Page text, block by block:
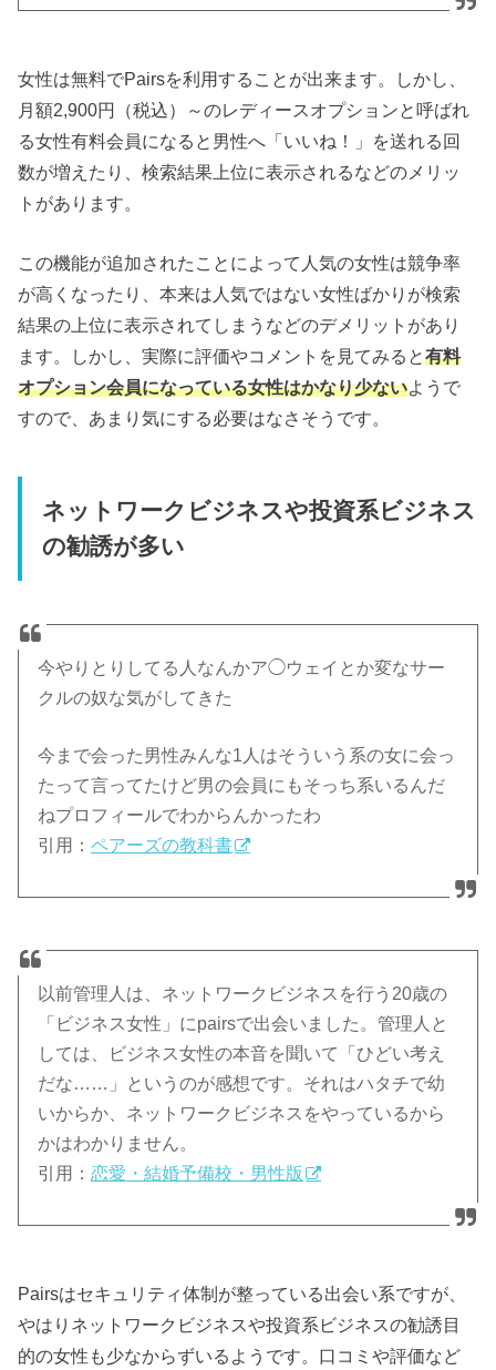
女性は無料でPairsを利用することが出来ます。しかし、
月額2,900円（税込）～のレディースオプションと呼ばれ
る女性有料会員になると男性へ「いいね！」を送れる回
数が増えたり、検索結果上位に表示されるなどのメリッ
トがあります。
この機能が追加されたことによって人気の女性は競争率
が高くなったり、本来は人気ではない女性ばかりが検索
結果の上位に表示されてしまうなどのデメリットがあり
ます。しかし、実際に評価やコメントを見てみると有料
オプション会員になっている女性はかなり少ないようで
すので、あまり気にする必要はなさそうです。
ネットワークビジネスや投資系ビジネス
の勧誘が多い
今やりとりしてる人なんかア◯ウェイとか変なサー
クルの奴な気がしてきた
今まで会った男性みんな1人はそういう系の女に会っ
たって言ってたけど男の会員にもそっち系いるんだ
ねプロフィールでわからんかったわ
引用：ペアーズの教科書
以前管理人は、ネットワークビジネスを行う20歳の
「ビジネス女性」にpairsで出会いました。管理人と
しては、ビジネス女性の本音を聞いて「ひどい考え
だな……」というのが感想です。それはハタチで幼
いからか、ネットワークビジネスをやっているから
かはわかりません。
引用：恋愛・結婚予備校・男性版
Pairsはセキュリティ体制が整っている出会い系ですが、
やはりネットワークビジネスや投資系ビジネスの勧誘目
的の女性も少なからずいるようです。口コミや評価など